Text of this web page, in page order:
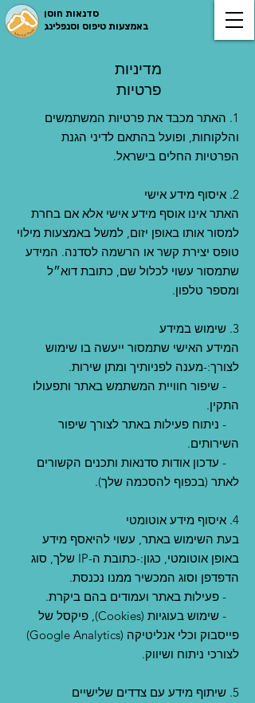
סדנאות חוסן
באמצעות טיפוס וסנפלינג
מדיניות
פרטיות
1. האתר מכבד את פרטיות המשתמשים
והלקוחות, ופועל בהתאם לדיני הגנת
הפרטיות החלים בישראל.
2. איסוף מידע אישי
האתר אינו אוסף מידע אישי אלא אם בחרת
למסור אותו באופן יזום, למשל באמצעות מילוי
טופס יצירת קשר או הרשמה לסדנה. המידע
שתמסור עשוי לכלול שם, כתובת דוא״ל
ומספר טלפון.
3. שימוש במידע
המידע האישי שתמסור ייעשה בו שימוש
לצורך:-מענה לפניותיך ומתן שירות.
- שיפור חוויית המשתמש באתר ותפעולו
התקין.
- ניתוח פעילות באתר לצורך שיפור
השירותים.
- עדכון אודות סדנאות ותכנים הקשורים
לאתר (בכפוף להסכמה שלך).
4. איסוף מידע אוטומטי
בעת השימוש באתר, עשוי להיאסף מידע
באופן אוטומטי, כגון:-כתובת ה-IP שלך, סוג
הדפדפן וסוג המכשיר ממנו נכנסת.
- פעילות באתר ועמודים בהם ביקרת.
- שימוש בעוגיות (Cookies), פיקסל של
פייסבוק וכלי אנליטיקה (Google Analytics)
לצורכי ניתוח ושיווק.
5. שיתוף מידע עם צדדים שלישיים